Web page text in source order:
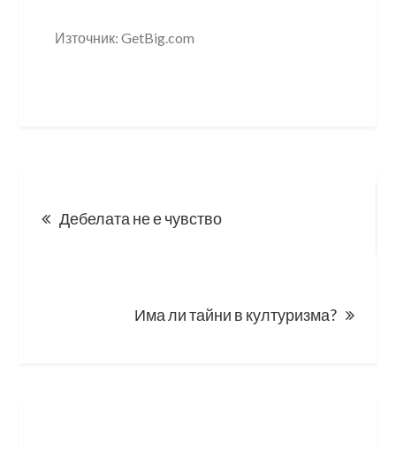
Източник: GetBig.com
navigation
Дебелата не е чувство
Има ли тайни в културизма?